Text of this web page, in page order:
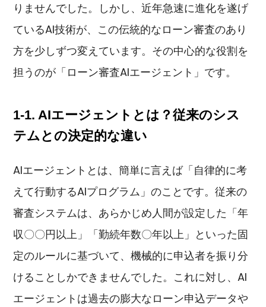
りませんでした。しかし、近年急速に進化を遂げ
ているAI技術が、この伝統的なローン審査のあり
方を少しずつ変えています。その中心的な役割を
担うのが「ローン審査AIエージェント」です。
1-1. AIエージェントとは？従来のシス
テムとの決定的な違い
AIエージェントとは、簡単に言えば「自律的に考
えて行動するAIプログラム」のことです。従来の
審査システムは、あらかじめ人間が設定した「年
収〇〇円以上」「勤続年数〇年以上」といった固
定のルールに基づいて、機械的に申込者を振り分
けることしかできませんでした。これに対し、AI
エージェントは過去の膨大なローン申込データや